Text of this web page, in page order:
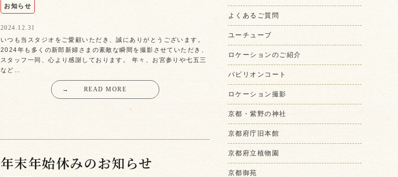
お知らせ
2024.12.31
いつも当スタジオをご愛顧いただき、誠にありがとうございます。
2024年も多くの新郎新婦さまの素敵な瞬間を撮影させていただき、
スタッフ一同、心より感謝しております。 年々、お宮参りや七五三
など…
→ READ MORE
年末年始休みのお知らせ
よくあるご質問
ユーチューブ
ロケーションのご紹介
パビリオンコート
ロケーション撮影
京都・紫野の神社
京都府庁旧本館
京都府立植物園
京都御苑